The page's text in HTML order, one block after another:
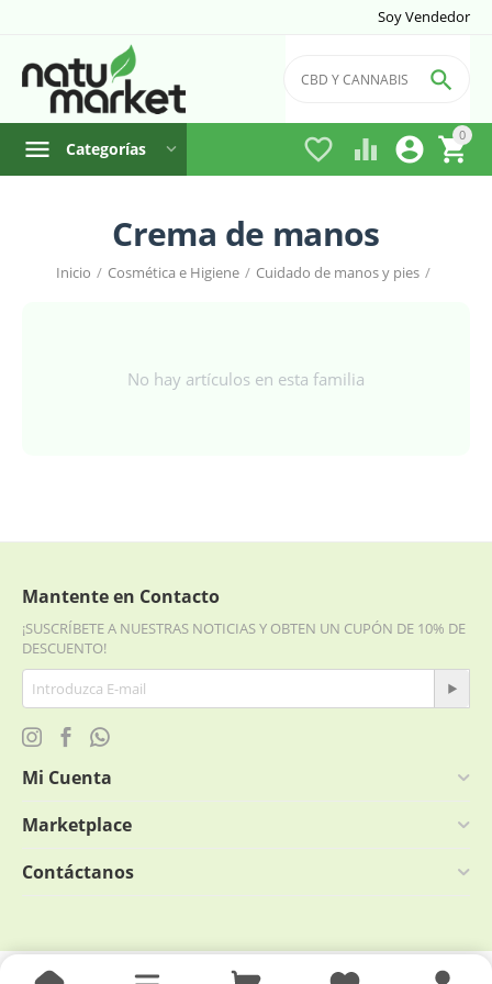
Soy Vendedor
0


 

Categorías
Crema de manos
Inicio / Cosmética e Higiene / Cuidado de manos y pies /
No hay artículos en esta familia
Mantente en Contacto
¡SUSCRÍBETE A NUESTRAS NOTICIAS Y OBTEN UN CUPÓN DE 10% DE
DESCUENTO!
Mi Cuenta
Marketplace
Contáctanos